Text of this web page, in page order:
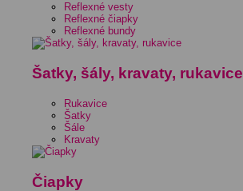
Reflexné vesty
Reflexné čiapky
Reflexné bundy
Šatky, šály, kravaty, rukavice
Rukavice
Šatky
Šále
Kravaty
Čiapky